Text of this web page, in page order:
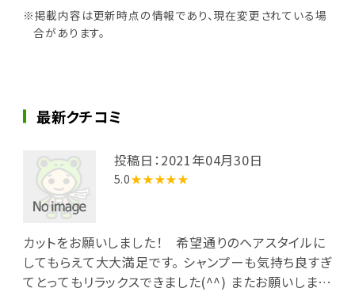
※掲載内容は更新時点の情報であり、現在変更されている場
合があります。
最新クチコミ
投稿日：2021年04月30日
5.0★★★★★
カットをお願いしました！ 希望通りのヘアスタイルに
してもらえて大大満足です。 シャンプーも気持ち良すぎ
てとってもリラックスできました(^^) またお願いします